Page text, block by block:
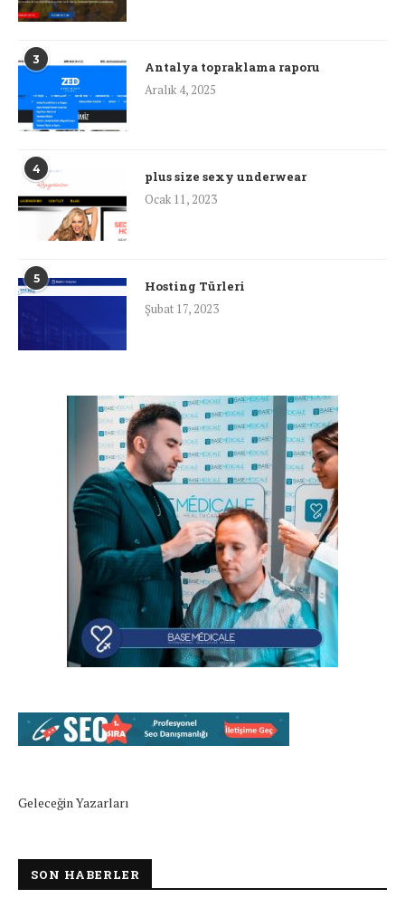
3
Antalya topraklama raporu
Aralık 4, 2025
4
plus size sexy underwear
Ocak 11, 2023
5
Hosting Türleri
Şubat 17, 2023
Geleceğin Yazarları
SON HABERLER